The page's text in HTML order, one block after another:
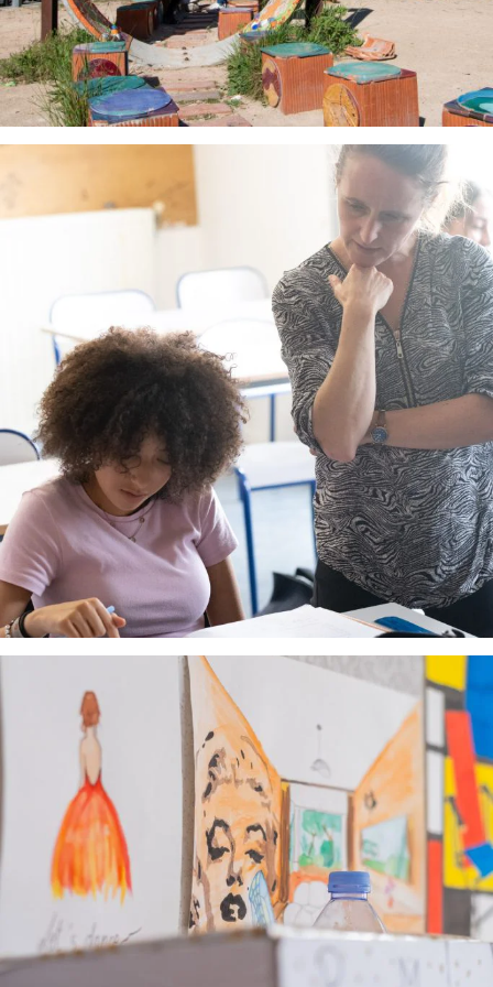
Sciences de l’Ingénieur » et des spécialités du
Bac STI2D (innovation technologique,
énergies et environnement, systèmes
numériques) jusqu’aux diplômes supérieurs.
Géomètre Topographe: Des formations
allant du Bac Pro jusqu’au BTS, formant les
experts techniques en topographie et
géomatique.
Des parcours
complets et diversifiés, allant des Bacs
professionnels (Bac Pro Travaux Publics, Bac
Pro Technicien du Bâtiment : organisation et
réalisation du gros œuvre, Bac Pro Technicien
d’Études du Bâtiment avec options études
économiques et assistant d’architecte) au
Bac STI2D « Architecture et Construction »
(AC), jusqu’aux BTS spécialisés en études de
construction et travaux publics. Le Campus
propose également des formations axées sur
l’efficacité énergétique et les bâtiments à
haute performance énergétique, telles que le
Bac Pro Maintenance et Efficacité
Domotique (FED) avec options Génie
Climatique et Fluidique (GCF) et Froid et
Conditionnement d’Air (FCA), ainsi que le BTS
Maintenance des Systèmes – Option
Systèmes Énergétiques et Fluidiques (MS
SEF). Ces formations permettent aux
étudiants d’acquérir des compétences
recherchées dans un secteur en pleine
expansion.
Efficacité Énergétique: des formations
axées sur l’efficacité énergétique et les